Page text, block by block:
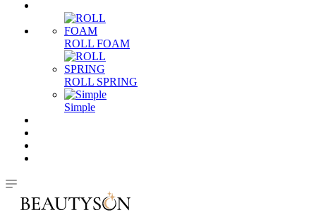
ROLL FOAM
ROLL SPRING
Simple